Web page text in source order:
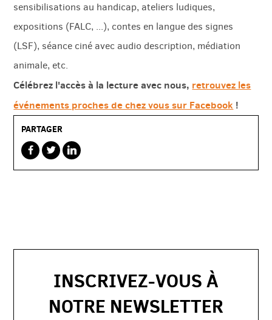
sensibilisations au handicap, ateliers ludiques,
expositions (FALC, ...), contes en langue des signes
(LSF), séance ciné avec audio description, médiation
animale, etc.
Célébrez l'accès à la lecture avec nous, retrouvez les
événements proches de chez vous sur Facebook !
PARTAGER
sur
facebook
sur
twitterbird
sur
linkedin
INSCRIVEZ-VOUS À
NOTRE NEWSLETTER